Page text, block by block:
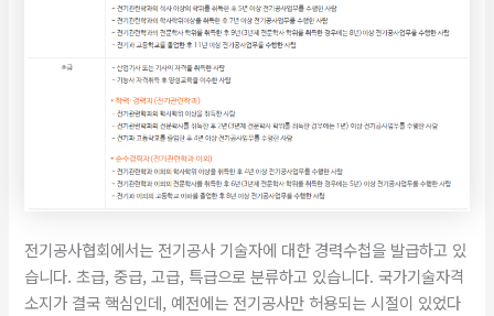
전기공사협회에서는 전기공사 기술자에 대한 경력수첩을 발급하고 있
습니다. 초급, 중급, 고급, 특급으로 분류하고 있습니다. 국가기술자격
소지가 결국 핵심인데, 예전에는 전기공사만 허용되는 시절이 있었다